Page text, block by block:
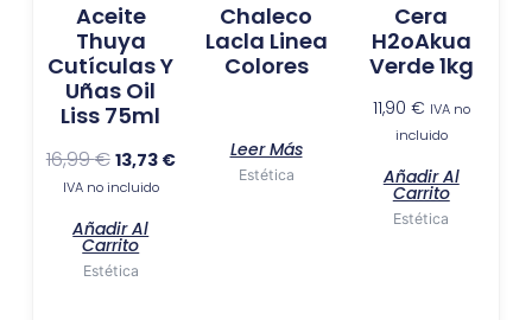
Aceite
Thuya
Cutículas Y
Uñas Oil
Liss 75ml
16,99€ 13,73 €
IVA no incluido
Añadir Al
Carrito
Estética
Chaleco
Lacla Linea
Colores
Leer Más
Estética
Cera
H2oAkua
Verde 1kg
11,90 € IVA no
incluido
Añadir Al
Carrito
Estética